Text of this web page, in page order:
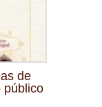
de
público